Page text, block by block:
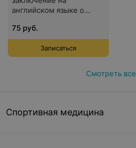
английском языке о
здоровья Претендента
требованиям,
предъявляемым к
состоянию здоровья лиц,
желающих выехать в
обмена
75 руб.
Записаться
Смотреть все
Спортивная медицина